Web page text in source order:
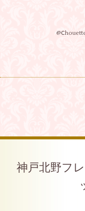
神戸北野フ